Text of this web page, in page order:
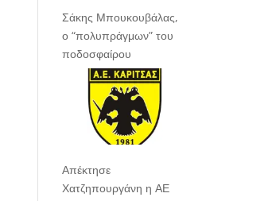
Σάκης Μπουκουβάλας,
ο “πολυπράγμων” του
ποδοσφαίρου
Απέκτησε
Χατζηπουργάνη η ΑΕ